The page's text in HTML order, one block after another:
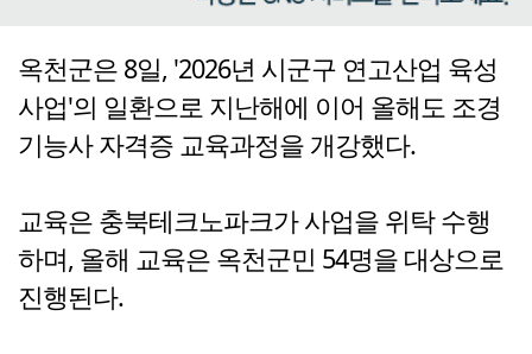
옥천군은 8일, '2026년 시군구 연고산업 육성
사업'의 일환으로 지난해에 이어 올해도 조경
기능사 자격증 교육과정을 개강했다.
교육은 충북테크노파크가 사업을 위탁 수행
하며, 올해 교육은 옥천군민 54명을 대상으로
진행된다.